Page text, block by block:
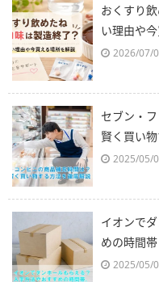
おくすり
い理由や
2026/07/
セブン・
賢く買い
2025/05/
イオンで
めの時間
2025/05/